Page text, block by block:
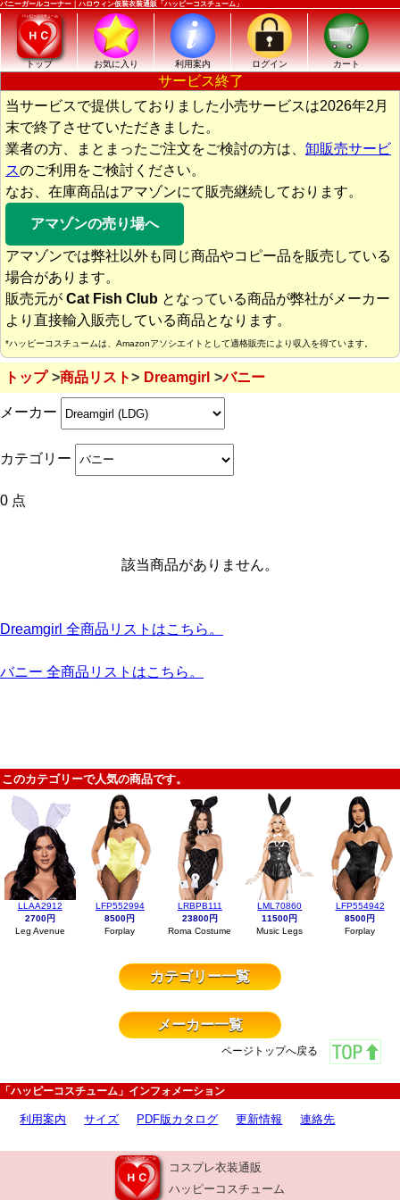
バニーガールコーナー｜ハロウィン仮装衣装通販「ハッピーコスチューム」
トップ お気に入り 利用案内 ログイン カート
サービス終了
当サービスで提供しておりました小売サービスは2026年2月
末で終了させていただきました。
業者の方、まとまったご注文をご検討の方は、 卸販売サービ
スのご利用をご検討ください。
なお、在庫商品はアマゾンにて販売継続しております。
アマゾンの売り場へ
アマゾンでは弊社以外も同じ商品やコピー品を販売している
場合があります。
販売元が Cat Fish Club となっている商品が弊社がメーカー
より直接輸入販売している商品となります。
*ハッピーコスチュームは、Amazonアソシエイトとして適格販売により収入を得ています。
トップ 商品リスト Dreamgirl バニー
メーカー
カテゴリー
0 点
該当商品がありません。
Dreamgirl 全商品リストはこちら。
バニー 全商品リストはこちら。
このカテゴリーで人気の商品です。
LLAA2912
2700円
Leg Avenue
LFP552994
8500円
Forplay
LRBPB111
23800円
Roma Costume
LML70860
11500円
Music Legs
LFP554942
8500円
Forplay
カテゴリー一覧
メーカー一覧
ページトップへ戻る
「ハッピーコスチューム」インフォメーション
利用案内 サイズ PDF版カタログ 更新情報 連絡先
コスプレ衣装通販
ハッピーコスチューム